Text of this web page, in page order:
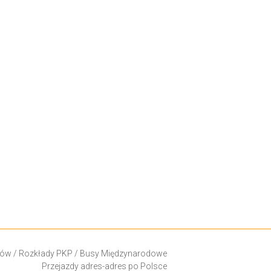
/ Rozkłady PKP / Busy Międzynarodowe
Przejazdy adres-adres po Polsce